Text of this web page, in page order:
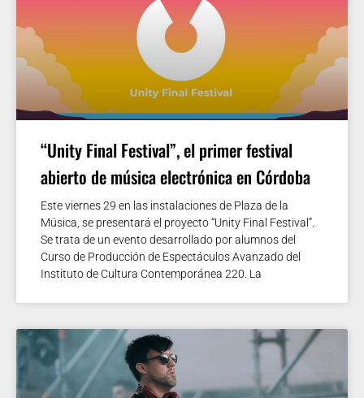
“Unity Final Festival”, el primer festival
abierto de música electrónica en Córdoba
Este viernes 29 en las instalaciones de Plaza de la
Música, se presentará el proyecto “Unity Final Festival”.
Se trata de un evento desarrollado por alumnos del
Curso de Producción de Espectáculos Avanzado del
Instituto de Cultura Contemporánea 220. La